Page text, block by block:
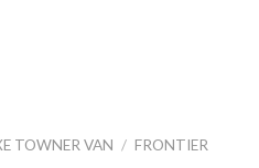
TOWNER VAN / FRONTIER